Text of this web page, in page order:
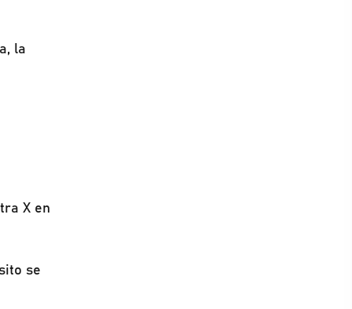
la
X en
se